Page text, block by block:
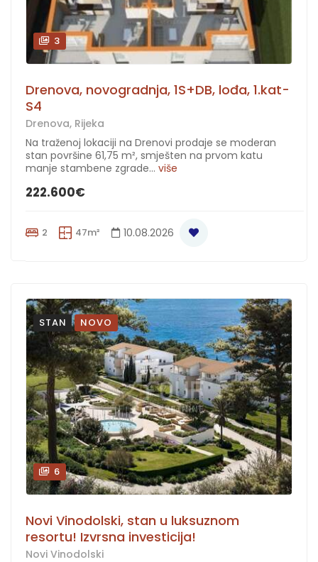
3
Drenova, novogradnja, 1S+DB, lođa, 1.kat-
S4
Drenova, Rijeka
Na traženoj lokaciji na Drenovi prodaje se moderan
stan površine 61,75 m², smješten na prvom katu
manje stambene zgrade... više
222.600€
2 47m² 10.08.2026
STAN NOVO
6
Novi Vinodolski, stan u luksuznom
resortu! Izvrsna investicija!
Novi Vinodolski